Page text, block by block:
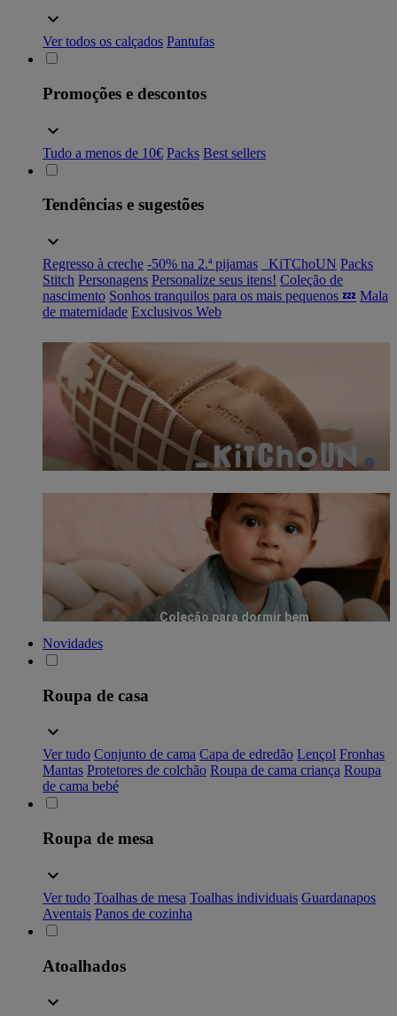
Ver todos os calçados Pantufas
Promoções e descontos
Tudo a menos de 10€ Packs Best sellers
Tendências e sugestões
Regresso à creche -50% na 2.ª pijamas _KiTChoUN Packs
Stitch Personagens Personalize seus itens! Coleção de
nascimento Sonhos tranquilos para os mais pequenos 💤 Mala
de maternidade Exclusivos Web
Coleção para dormir bem
Novidades
Roupa de casa
Ver tudo Conjunto de cama Capa de edredão Lençol Fronhas
Mantas Protetores de colchão Roupa de cama criança Roupa
de cama bebé
Roupa de mesa
Ver tudo Toalhas de mesa Toalhas individuais Guardanapos
Aventais Panos de cozinha
Atoalhados